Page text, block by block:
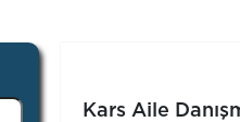
Kars Aile